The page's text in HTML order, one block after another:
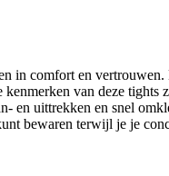
in comfort en vertrouwen.
van deze tights
en uittrekken en snel
bewaren terwijl je je